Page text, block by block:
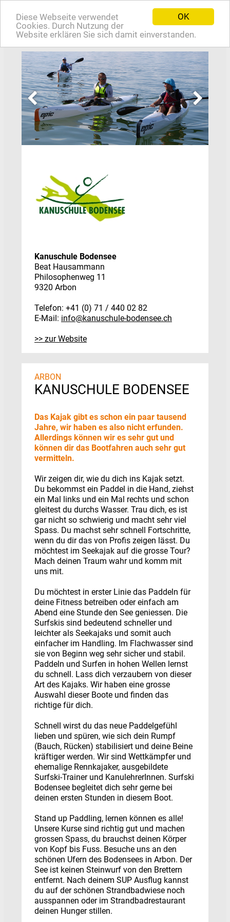
OK
Diese Webseite verwendet
Cookies. Durch Nutzung der
Website erklären Sie sich damit einverstanden.
Kanuschule Bodensee
Beat Hausammann
Philosophenweg 11
9320 Arbon
Telefon: +41 (0) 71 / 440 02 82
E-Mail: info@kanuschule-bodensee.ch
>> zur Website
ARBON
KANUSCHULE BODENSEE
Das Kajak gibt es schon ein paar tausend
Jahre, wir haben es also nicht erfunden.
Allerdings können wir es sehr gut und
können dir das Bootfahren auch sehr gut
vermitteln.
Wir zeigen dir, wie du dich ins Kajak setzt.
Du bekommst ein Paddel in die Hand, ziehst
ein Mal links und ein Mal rechts und schon
gleitest du durchs Wasser. Trau dich, es ist
gar nicht so schwierig und macht sehr viel
Spass. Du machst sehr schnell Fortschritte,
wenn du dir das von Profis zeigen lässt. Du
möchtest im Seekajak auf die grosse Tour?
Mach deinen Traum wahr und komm mit
uns mit.
Du möchtest in erster Linie das Paddeln für
deine Fitness betreiben oder einfach am
Abend eine Stunde den See geniessen. Die
Surfskis sind bedeutend schneller und
leichter als Seekajaks und somit auch
einfacher im Handling. Im Flachwasser sind
sie von Beginn weg sehr sicher und stabil.
Paddeln und Surfen in hohen Wellen lernst
du schnell. Lass dich verzaubern von dieser
Art des Kajaks. Wir haben eine grosse
Auswahl dieser Boote und finden das
richtige für dich.
Schnell wirst du das neue Paddelgefühl
lieben und spüren, wie sich dein Rumpf
(Bauch, Rücken) stabilisiert und deine Beine
kräftiger werden. Wir sind Wettkämpfer und
ehemalige Rennkajaker, ausgebildete
Surfski-Trainer und KanulehrerInnen. Surfski
Bodensee begleitet dich sehr gerne bei
deinen ersten Stunden in diesem Boot.
Stand up Paddling, lernen können es alle!
Unsere Kurse sind richtig gut und machen
grossen Spass, du brauchst deinen Körper
von Kopf bis Fuss. Besuche uns an den
schönen Ufern des Bodensees in Arbon. Der
See ist keinen Steinwurf von den Brettern
entfernt. Nach deinem SUP Ausflug kannst
du auf der schönen Strandbadwiese noch
ausspannen oder im Strandbadrestaurant
deinen Hunger stillen.